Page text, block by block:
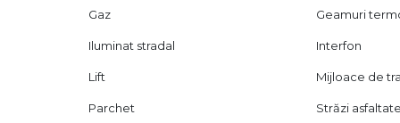
Gaz Geamuri
Iluminat stradal Interfon
Lift Mijloace de
Parchet Străzi asfaltate